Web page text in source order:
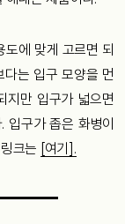
에 맞게 고르면 되
는 입구 모양을 먼
지만 입구가 넓으면
입구가 좁은 화병이
크는 [여기].